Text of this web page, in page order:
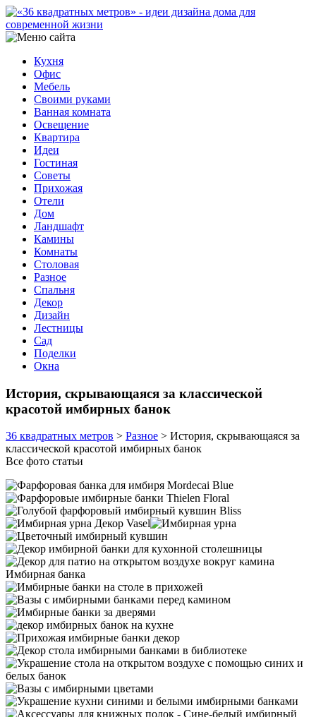
Кухня
Офис
Мебель
Своими руками
Ванная комната
Освещение
Квартира
Идеи
Гостиная
Советы
Прихожая
Отели
Дом
Ландшафт
Камины
Комнаты
Столовая
Разное
Спальня
Декор
Дизайн
Лестницы
Сад
Поделки
Окна
История, скрывающаяся за классической
красотой имбирных банок
36 квадратных метров > Разное > История, скрывающаяся за
классической красотой имбирных банок
Все фото статьи